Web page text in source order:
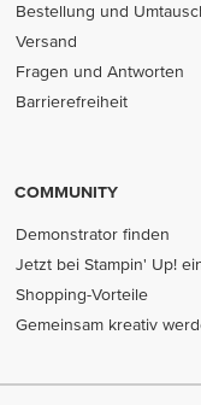
Bestellung und
Versand
Fragen und Antworten
Barrierefreiheit
COMMUNITY
Demonstrator finden
Jetzt bei Stampin' Up!
Shopping-Vorteile
Gemeinsam kreativ